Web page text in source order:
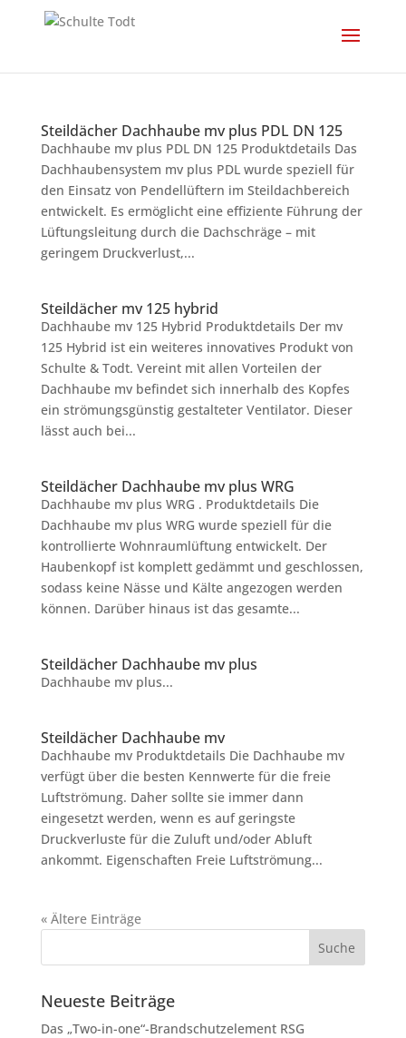
Steildächer Dachhaube mv plus PDL DN 125
Dachhaube mv plus PDL DN 125 Produktdetails Das
Dachhaubensystem mv plus PDL wurde speziell für
den Einsatz von Pendellüftern im Steildachbereich
entwickelt. Es ermöglicht eine effiziente Führung der
Lüftungsleitung durch die Dachschräge – mit
geringem Druckverlust,...
Steildächer mv 125 hybrid
Dachhaube mv 125 Hybrid Produktdetails Der mv
125 Hybrid ist ein weiteres innovatives Produkt von
Schulte & Todt. Vereint mit allen Vorteilen der
Dachhaube mv befindet sich innerhalb des Kopfes
ein strömungsgünstig gestalteter Ventilator. Dieser
lässt auch bei...
Steildächer Dachhaube mv plus WRG
Dachhaube mv plus WRG . Produktdetails Die
Dachhaube mv plus WRG wurde speziell für die
kontrollierte Wohnraumlüftung entwickelt. Der
Haubenkopf ist komplett gedämmt und geschlossen,
sodass keine Nässe und Kälte angezogen werden
können. Darüber hinaus ist das gesamte...
Steildächer Dachhaube mv plus
Dachhaube mv plus...
Steildächer Dachhaube mv
Dachhaube mv Produktdetails Die Dachhaube mv
verfügt über die besten Kennwerte für die freie
Luftströmung. Daher sollte sie immer dann
eingesetzt werden, wenn es auf geringste
Druckverluste für die Zuluft und/oder Abluft
ankommt. Eigenschaften Freie Luftströmung...
« Ältere Einträge
Neueste Beiträge
Das „Two-in-one“-Brandschutzelement RSG